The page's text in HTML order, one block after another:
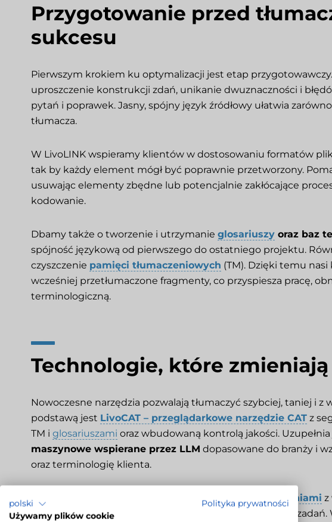
Przygotowanie przed
sukcesu
Pierwszym krokiem ku optymalizacji jest etap przygotowawczy.
uproszczenie konstrukcji zdań, unikanie dwuznaczności i
pytań i poprawek. Jasny, spójny język źródłowy ułatwia
tłumacza.
W LivoLINK wspieramy klientów w dostosowaniu formatów
tak by każdy element mógł być poprawnie przetworzony.
usuwając elementy zbędne lub potencjalnie zakłócające
kodowanie.
Dbamy także o tworzenie i utrzymanie glosariuszy oraz baz
spójność językową od pierwszego do ostatniego projektu.
czyszczenie pamięci tłumaczeniowych (TM). Dzięki temu
wcześniej przetłumaczone fragmenty, co przyspiesza pracę,
terminologiczną.
Technologie, które
Nowoczesne narzędzia pozwalają tłumaczyć szybciej, taniej i z
podstawą jest LivoCAT – przeglądarkowe narzędzie CAT z
TM i glosariuszami oraz wbudowaną kontrolą jakości. Uzupełnia
maszynowe wspierane przez LLM dopasowane do branży i
oraz terminologię klienta.
Całość spina LivoTMS – system zarządzania tłumaczeniami z
z CRM, CMS, PIM i ERP oraz automatyzacją przydzielania
polski
Polityka prywatności
Używamy plików cookie